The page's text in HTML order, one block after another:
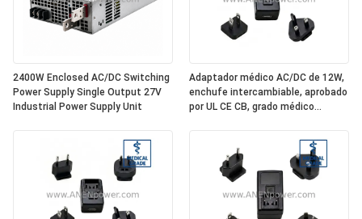
2400W Enclosed AC/DC Switching
Power Supply Single Output 27V
Industrial Power Supply Unit
Adaptador médico AC/DC de 12W,
enchufe intercambiable, aprobado
por UL CE CB, grado médico